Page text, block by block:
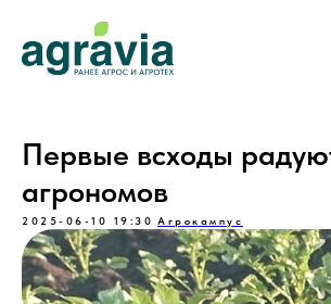
Первые всходы
агрономов
2025-06-10 19:30 Агрокампус